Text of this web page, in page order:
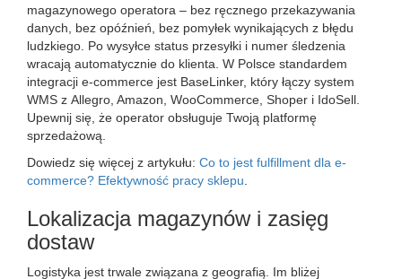
magazynowego operatora – bez ręcznego przekazywania
danych, bez opóźnień, bez pomyłek wynikających z błędu
ludzkiego. Po wysyłce status przesyłki i numer śledzenia
wracają automatycznie do klienta. W Polsce standardem
integracji e-commerce jest BaseLinker, który łączy system
WMS z Allegro, Amazon, WooCommerce, Shoper i IdoSell.
Upewnij się, że operator obsługuje Twoją platformę
sprzedażową.
Dowiedz się więcej z artykułu: Co to jest fulfillment dla e-
commerce? Efektywność pracy sklepu
Lokalizacja magazynów i zasięg
dostaw
Logistyka jest trwale związana z geografią. Im bliżej